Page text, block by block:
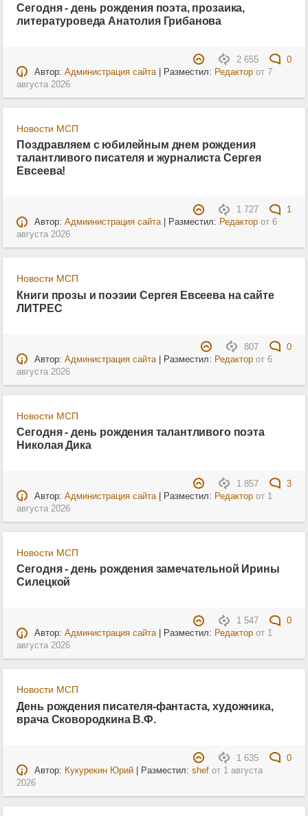
Сегодня - день рождения поэта, прозаика,
литературоведа Анатолия Грибанова
2 655
0
Автор: Администрация сайта| Разместил: Редакторот 7
августа 2026
Новости МСП
Поздравляем с юбилейным днем рождения
талантливого писателя и журналиста Сергея
Евсеева!
1 727
1
Автор: Адмиинистрация сайта| Разместил: Редакторот 6
августа 2026
Новости МСП
Книги прозы и поэзии Сергея Евсеева на сайте
ЛИТРЕС
807
0
Автор: Администрация сайта| Разместил: Редакторот 6
августа 2026
Новости МСП
Сегодня - день рождения талантливого поэта
Николая Дика
1 857
3
Автор: Администрация сайта| Разместил: Редакторот 1
августа 2026
Новости МСП
Сегодня - день рождения замечательной Ирины
Силецкой
1 547
0
Автор: Администрация сайта| Разместил: Редакторот 1
августа 2026
Новости МСП
День рождения писателя-фантаста, художника,
врача Сковородкина В.Ф.
1 635
0
Автор: Кукурекин Юрий| Разместил: shefот 1 августа
2026